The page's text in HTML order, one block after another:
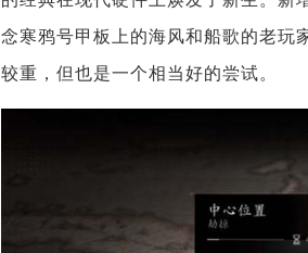
念寒鸦号甲板上的海风和船歌的老玩
较重，但也是一个相当好的尝试。